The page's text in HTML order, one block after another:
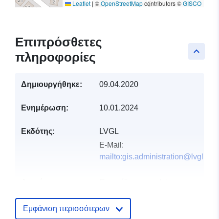
Leaflet | ©OpenStreetMapcontributors ©GISCO
keyboard_arrow_up
Επιπρόσθετες
πληροφορίες
Δημιουργήθηκε: 09.04.2020
Ενημέρωση: 10.01.2024
Εκδότης:
LVGL
E-Mail:
Επικαιροποιήθηκε στα
Εμφάνιση περισσότερων